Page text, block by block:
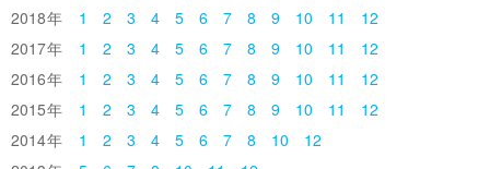
2018
1 2 3 4 5 6 7 8 9 10 11
12
2017
1 2 3 4 5 6 7 8 9 10 11
12
2016
1 2 3 4 5 6 7 8 9 10 11
12
2015
1 2 3 4 5 6 7 8 9 10 11
12
2014
1 2 3 4 5 6 7 8 10
12